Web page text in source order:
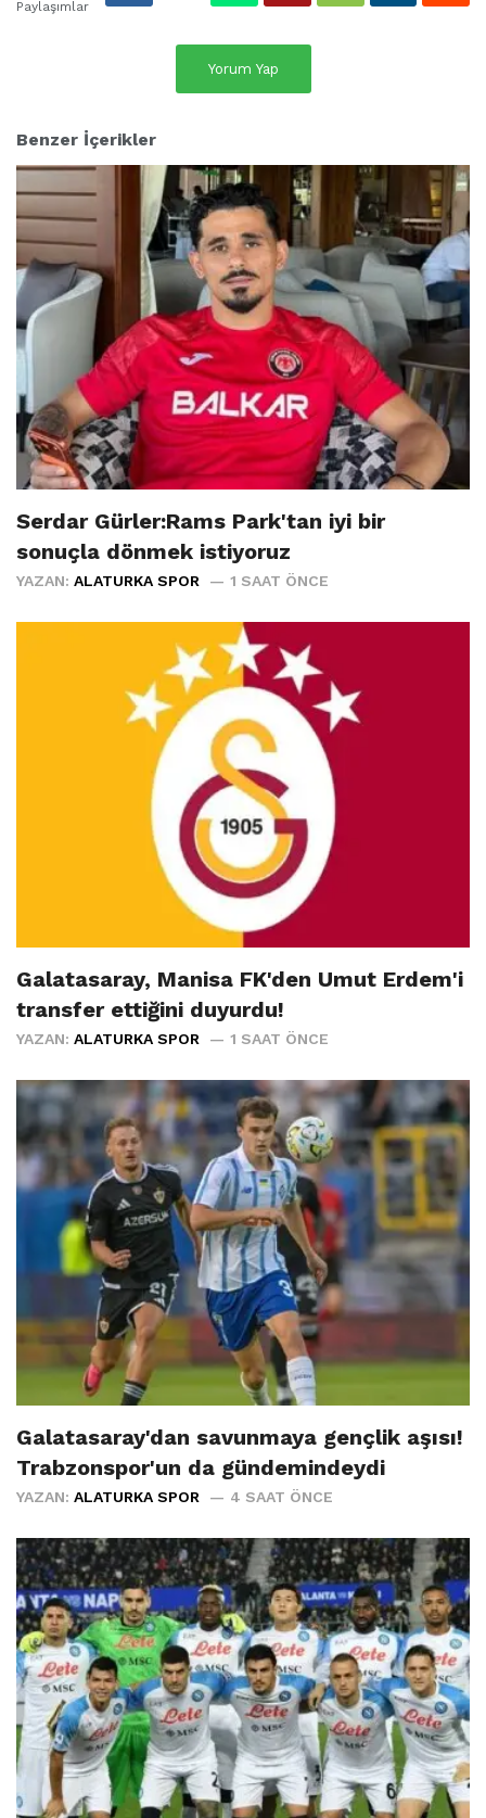
Paylaşımlar
Yorum Yap
Benzer İçerikler
Serdar Gürler:Rams Park'tan iyi bir
sonuçla dönmek istiyoruz
YAZAN: ALATURKA SPOR 1 SAAT ÖNCE
Galatasaray, Manisa FK'den Umut Erdem'i
transfer ettiğini duyurdu!
YAZAN: ALATURKA SPOR 1 SAAT ÖNCE
Galatasaray'dan savunmaya gençlik aşısı!
Trabzonspor'un da gündemindeydi
YAZAN: ALATURKA SPOR 4 SAAT ÖNCE